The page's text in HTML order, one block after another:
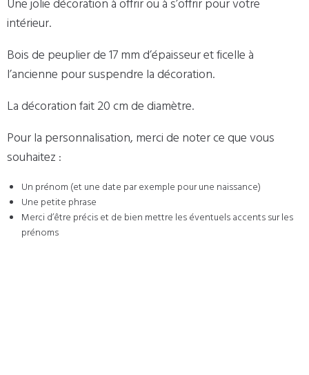
intérieur.
Bois de peuplier de 17 mm d’épaisseur et ficelle à
l’ancienne pour suspendre la décoration.
La décoration fait 20 cm de diamètre.
Pour la personnalisation, merci de noter ce que vous
souhaitez :
Un prénom (et une date par exemple pour une naissance)
Une petite phrase
Merci d’être précis et de bien mettre les éventuels accents sur les
prénoms